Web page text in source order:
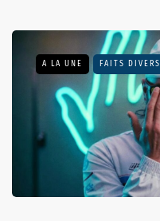
A LA UNE FAITS DIVERS